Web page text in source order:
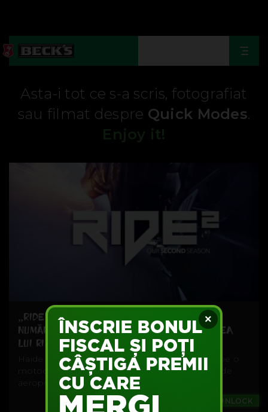
×
Asta-i tot ce s-a scris, fotografiat
sau filmat despre Quick Modes.
Enjoy it!
„RIDE HARD OR STAY HOME”. A ÎNCEPUT
NUMĂRĂTOAREA INVERSĂ PENTRU LANSAREA
LUI RIDE 2
Haide să facem un exerciţiu de imaginaţie. Tu, pe o
motocicletă, în faţa necunoscutului. Pe o pistă de
aeroport,...
#UNLOCK